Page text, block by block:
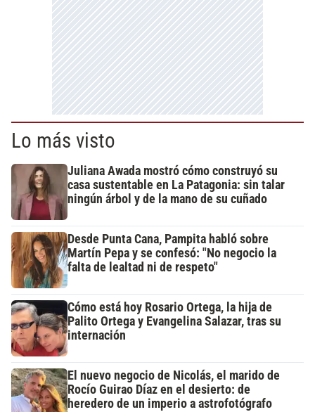
Lo más visto
Juliana Awada mostró cómo construyó su
casa sustentable en La Patagonia: sin talar
ningún árbol y de la mano de su cuñado
Desde Punta Cana, Pampita habló sobre
Martín Pepa y se confesó: "No negocio la
falta de lealtad ni de respeto"
Cómo está hoy Rosario Ortega, la hija de
Palito Ortega y Evangelina Salazar, tras su
internación
El nuevo negocio de Nicolás, el marido de
Rocío Guirao Díaz en el desierto: de
heredero de un imperio a astrofotógrafo